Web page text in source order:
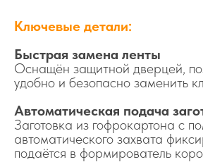
Ключевые детали:
Быстрая замена ленты
Оснащён защитной дверцей,
удобно и безопасно заменить
Автоматическая подача
Заготовка из гофрокартона с
автоматического захвата
подаётся в формирователь